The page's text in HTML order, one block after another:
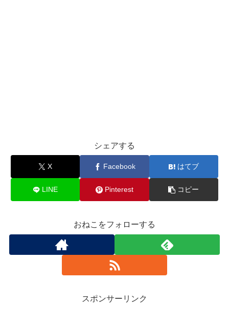
シェアする
X Facebook はてブ
LINE Pinterest コピー
おねこをフォローする
スポンサーリンク